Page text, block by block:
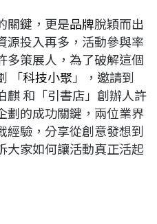
關鍵，更是品牌脫穎而出
源投入再多，活動參與率
多策展人，為了破解這個
「科技小聚 」，邀請到
麒 和「引書店」創辦人許
劃的成功關鍵，兩位業界
經驗，分享從創意發想到
大家如何讓活動真正活起